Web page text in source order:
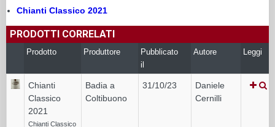
Chianti Classico 2021
PRODOTTI CORRELATI
Prodotto Produttore
Pubblicato
il
Autore Leggi
Chianti
Classico
2021
Chianti Classico
Badia a
Coltibuono
31/10/23
Daniele
Cernilli